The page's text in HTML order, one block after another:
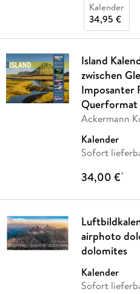
Kalender
34,95 €
Island
zwischen
Imposanter
Querformat
Ackermann
Kalender
Sofort
34,00 €*
airphoto
dolomites
Kalender
Sofort